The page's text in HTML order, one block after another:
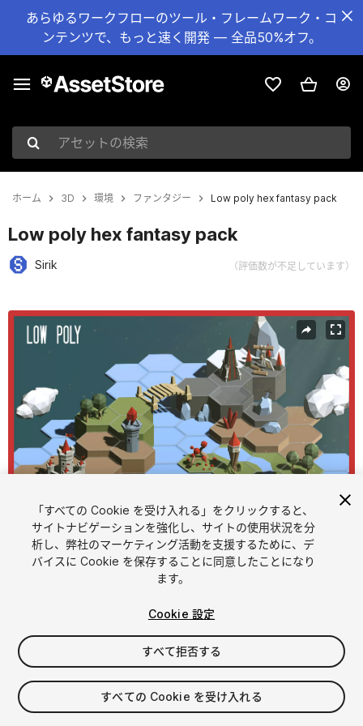
あらゆるワークフローのツール・フレームワーク・コ
ンテンツで、もっと速く開発 — 全品50%オフ。
アセットの検索
ホーム 3D 環境 ファンタジー Low poly hex fantasy pack
Low poly hex fantasy pack
Sirik （評価数が不足しています）
現在のスライド：1 / 5
1 /5
$19.99
消費税は決済時に計算されます
「すべての Cookie を受け入れる」をクリックすると、
サイトナビゲーションを強化し、サイトの使用状況を分
析し、弊社のマーケティング活動を支援するために、デ
バイスに Cookie を保存することに同意したことになり
ます。
Cookie 設定
すべて拒否する
すべての Cookie を受け入れる